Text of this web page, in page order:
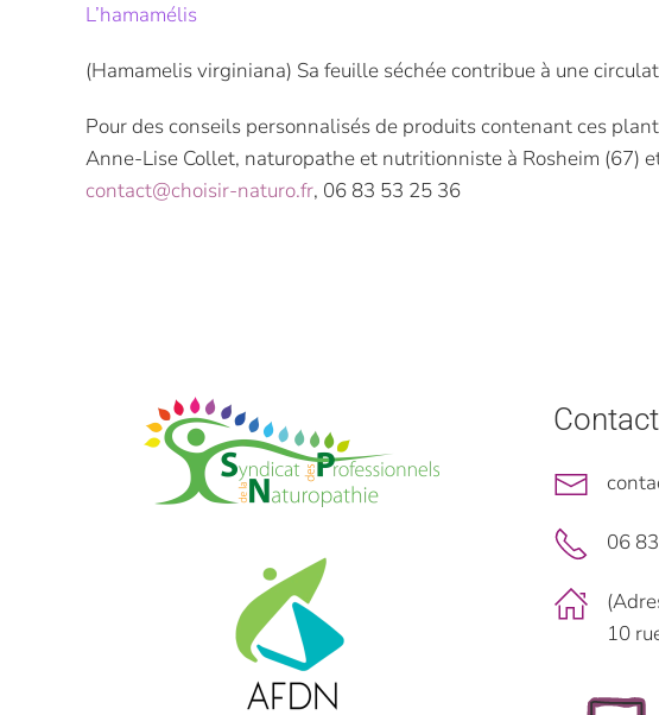
L’hamamélis
(Hamamelis virginiana) Sa feuille séchée contribue à une
Pour des conseils personnalisés de produits contenant ces
Anne-Lise Collet, naturopathe et nutritionniste à Rosheim (67)
contact@choisir-naturo.fr, 06 83 53 25 36
Contact
06
10